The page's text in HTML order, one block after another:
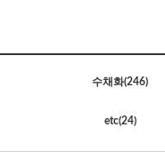
수채화(246)
etc(24)